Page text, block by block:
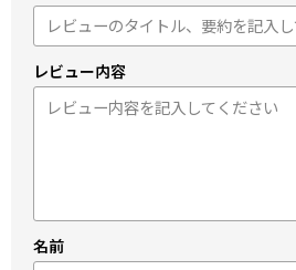
レビュー内容
名前